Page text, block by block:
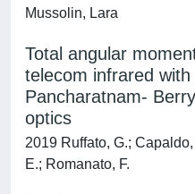
Mussolin, Lara
Total angular
telecom infrared with
Pancharatnam-
optics
2019 Ruffato, G.;
E.; Romanato, F.